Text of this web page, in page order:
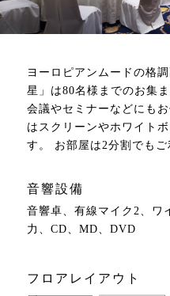
ヨーロピアンムードの格
星」は80名様までのお集
会議やセミナーなどにも
はスクリーンやホワイト
す。 お部屋は2分割でもご
音響設備
音響卓、有線マイク2、ワ
力、CD、MD、DVD
フロアレイアウト